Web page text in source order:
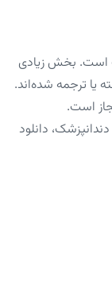
است. بخش زیادی
یا ترجمه شده‌اند.
است.
دانلود